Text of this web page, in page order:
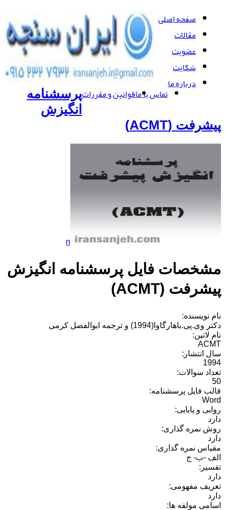
صفحه اصلی
مقالات
عضویت
شکایت
درباره ما
تماس با ماقوانین و مقرراتپرسشنامه
انگیزش
پیشرفت (ACMT)
n
مشخصات فایل پرسشنامه انگیزش
پیشرفت (ACMT)
نام نویسنده:
دکتر وی.پی.باهارگاوا(1994) و ترجمه ابوالفضل کرمی
نام لاتین:
ACMT
سال انتشار:
1994
تعداد سوالات:
50
قالب فایل پرسشنامه:
Word
روایی و پایایی:
دارد
روش نمره گذاری:
دارد
مقیاس نمره گذاری:
الف -ب- ج
تفسیر:
دارد
تعریف مفهومی:
دارد
اسامی مولفه ها: